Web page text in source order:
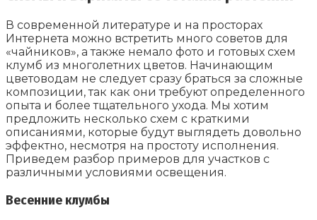
В современной литературе и на просторах
Интернета можно встретить много советов для
«чайников», а также немало фото и готовых схем
клумб из многолетних цветов. Начинающим
цветоводам не следует сразу браться за сложные
композиции, так как они требуют определенного
опыта и более тщательного ухода. Мы хотим
предложить несколько схем с краткими
описаниями, которые будут выглядеть довольно
эффектно, несмотря на простоту исполнения.
Приведем разбор примеров для участков с
различными условиями освещения.
Весенние клумбы